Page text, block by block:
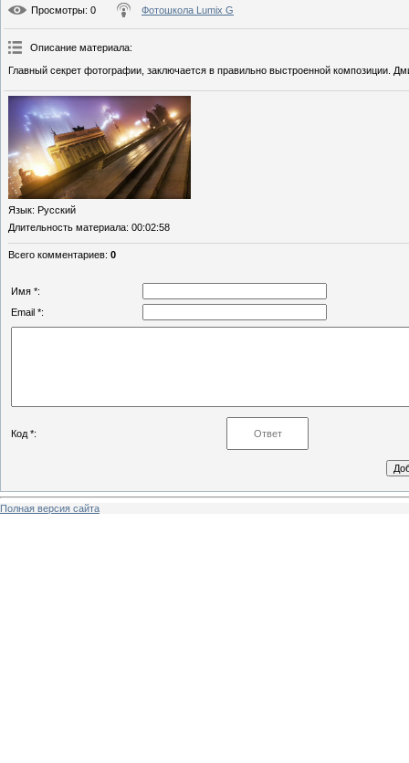
Просмотры: 0 Фотошкола Lumix G
Описание материала:
Главный секрет фотографии, заключается в правильно выстроенной композиции.
Язык: Русский
Длительность материала: 00:02:58
Всего комментариев: 0
Имя *:
Email *:
Код *:
Полная версия сайта